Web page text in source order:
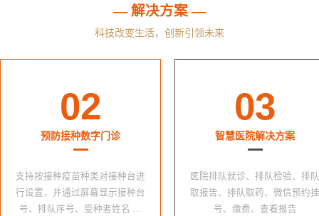
— 解决方案 —
科技改变生活，创新引领未来
02
预防接种数字门诊
支持按接种疫苗种类对接种台进
行设置，并通过屏幕显示接种台
号、排队序号、受种者姓名 …
03
智慧医院解决方案
医院排队就诊、排队检验、排队
取报告、排队取药、微信预约挂
号、缴费、查看报告